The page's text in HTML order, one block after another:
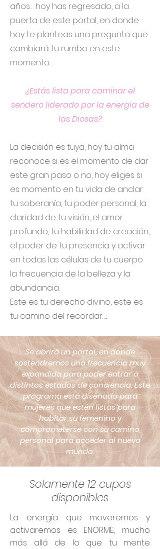
años… hoy has regresado, a la
puerta de este portal, en donde
hoy te planteas una pregunta que
cambiará tu rumbo en este
momento…
¿Estás lista para caminar el
sendero liderado por la energía de
las Diosas?
La decisión es tuya, hoy tu alma
reconoce si es el momento de dar
este gran paso o no, hoy eliges si
es momento en tu vida de anclar
tu soberanía, tu poder personal, la
claridad de tu visión, el amor
profundo, tu habilidad de creación,
el poder de tu presencia y activar
en todas las células de tu cuerpo
la frecuencia de la belleza y la
abundancia.
Este es tu derecho divino, este es
tu camino del recordar…..
Se abrirá un portal, en donde
sostendremos una frecuencia muy
expandida para poder entrar a
distintos estados de conciencia. Este
programa está diseñado para
mujeres que estén listas para
habitar su femenino y
comprometerse con su camino
personal para acceder al nuevo
mundo.
Solamente 12 cupos
disponibles
La energía que moveremos y
activaremos es ENORME, mucho
más allá de lo que tu mente